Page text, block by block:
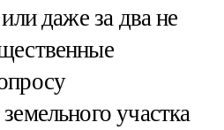
даже за два не
участка